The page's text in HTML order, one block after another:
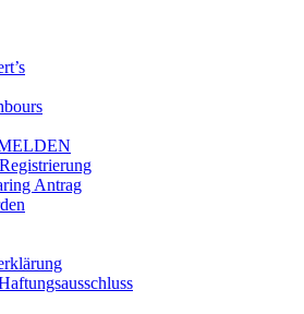
Registrierung
Antrag